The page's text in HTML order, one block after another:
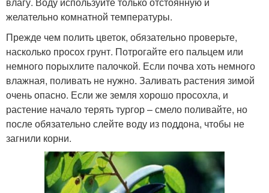
желательно комнатной температуры.
Прежде чем полить цветок, обязательно проверьте,
насколько просох грунт. Потрогайте его пальцем или
немного порыхлите палочкой. Если почва хоть немного
влажная, поливать не нужно. Заливать растения зимой
очень опасно. Если же земля хорошо просохла, и
растение начало терять тургор – смело поливайте, но
после обязательно слейте воду из поддона, чтобы не
загнили корни.